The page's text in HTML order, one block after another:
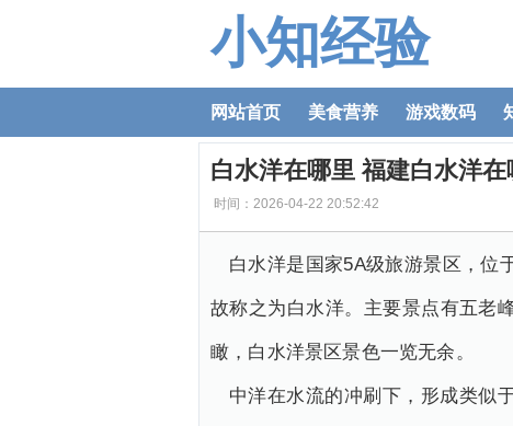
小知经验
网站首页 美食营养 游戏数码
白水洋在哪里 福建白水洋在
时间：2026-04-22 20:52:42
白水洋是国家5A级旅游景区，位
故称之为白水洋。主要景点有五老
瞰，白水洋景区景色一览无余。
中洋在水流的冲刷下，形成类似